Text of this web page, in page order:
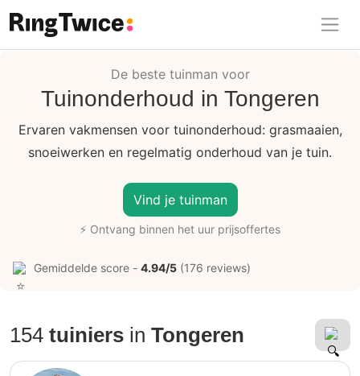
Ring Twice
De beste tuinman voor
Tuinonderhoud in Tongeren
Ervaren vakmensen voor tuinonderhoud: grasmaaien,
snoeiwerken en regelmatig onderhoud van je tuin.
Vind je tuinman
⚡ Ontvang binnen het uur prijsoffertes
Gemiddelde score - 4.94/5 (176 reviews)
154 tuiniers in Tongeren